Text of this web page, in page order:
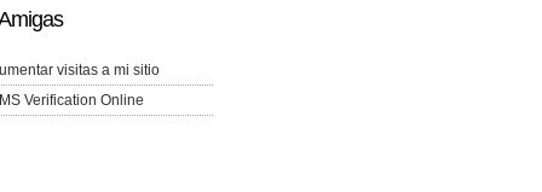
visitas a mi sitio
Verification Online